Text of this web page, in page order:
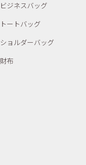
ビジネスバッグ
トートバッグ
ショルダーバッグ
財布